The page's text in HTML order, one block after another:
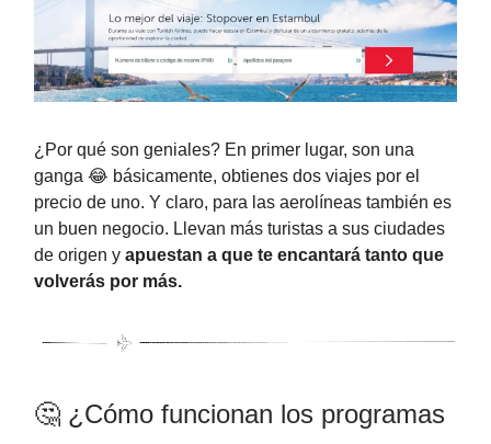
¿Por qué son geniales? En primer lugar, son una
ganga 😂 básicamente, obtienes dos viajes por el
precio de uno. Y claro, para las aerolíneas también es
un buen negocio. Llevan más turistas a sus ciudades
de origen y apuestan a que te encantará tanto que
volverás por más.
🤔 ¿Cómo funcionan los programas